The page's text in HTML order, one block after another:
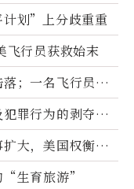
划”上分歧重重
飞行员获救始末
；一名飞行员失
罪行为的剥夺公
大，美国权衡地
“生育旅游”